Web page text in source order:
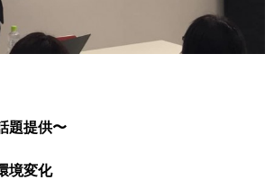
題提供〜
境変化